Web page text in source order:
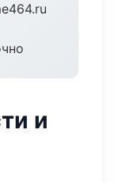
и